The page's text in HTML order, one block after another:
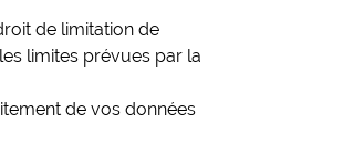
de limitation de
limites prévues par la
de vos données